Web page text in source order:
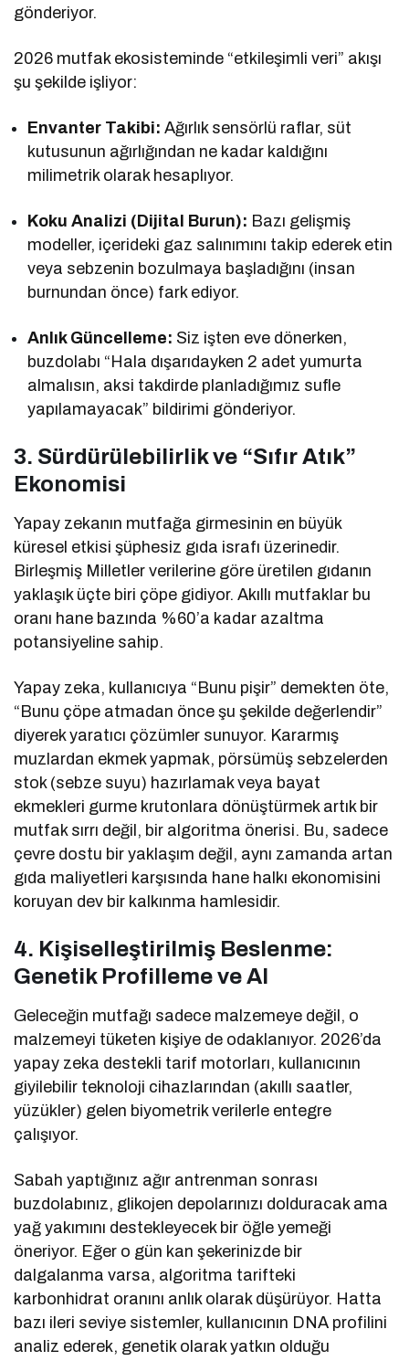
gönderiyor.
2026 mutfak ekosisteminde “etkileşimli veri” akışı
şu şekilde işliyor:
Envanter Takibi: Ağırlık sensörlü raflar, süt
kutusunun ağırlığından ne kadar kaldığını
milimetrik olarak hesaplıyor.
Koku Analizi (Dijital Burun): Bazı gelişmiş
modeller, içerideki gaz salınımını takip ederek etin
veya sebzenin bozulmaya başladığını (insan
burnundan önce) fark ediyor.
Anlık Güncelleme: Siz işten eve dönerken,
buzdolabı “Hala dışarıdayken 2 adet yumurta
almalısın, aksi takdirde planladığımız sufle
yapılamayacak” bildirimi gönderiyor.
3. Sürdürülebilirlik ve “Sıfır Atık”
Ekonomisi
Yapay zekanın mutfağa girmesinin en büyük
küresel etkisi şüphesiz gıda israfı üzerinedir.
Birleşmiş Milletler verilerine göre üretilen gıdanın
yaklaşık üçte biri çöpe gidiyor. Akıllı mutfaklar bu
oranı hane bazında %60’a kadar azaltma
potansiyeline sahip.
Yapay zeka, kullanıcıya “Bunu pişir” demekten öte,
“Bunu çöpe atmadan önce şu şekilde değerlendir”
diyerek yaratıcı çözümler sunuyor. Kararmış
muzlardan ekmek yapmak, pörsümüş sebzelerden
stok (sebze suyu) hazırlamak veya bayat
ekmekleri gurme krutonlara dönüştürmek artık bir
mutfak sırrı değil, bir algoritma önerisi. Bu, sadece
çevre dostu bir yaklaşım değil, aynı zamanda artan
gıda maliyetleri karşısında hane halkı ekonomisini
koruyan dev bir kalkınma hamlesidir.
4. Kişiselleştirilmiş Beslenme:
Genetik Profilleme ve AI
Geleceğin mutfağı sadece malzemeye değil, o
malzemeyi tüketen kişiye de odaklanıyor. 2026’da
yapay zeka destekli tarif motorları, kullanıcının
giyilebilir teknoloji cihazlarından (akıllı saatler,
yüzükler) gelen biyometrik verilerle entegre
çalışıyor.
Sabah yaptığınız ağır antrenman sonrası
buzdolabınız, glikojen depolarınızı dolduracak ama
yağ yakımını destekleyecek bir öğle yemeği
öneriyor. Eğer o gün kan şekerinizde bir
dalgalanma varsa, algoritma tarifteki
karbonhidrat oranını anlık olarak düşürüyor. Hatta
bazı ileri seviye sistemler, kullanıcının DNA profilini
analiz ederek, genetik olarak yatkın olduğu